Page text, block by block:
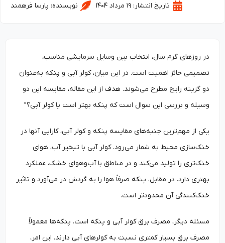
تاریخ انتشار: ۱۹ مرداد ۱۴۰۴ نویسنده:پارسا فرهمند
در روزهای گرم سال، انتخاب بین وسایل سرمایشی مناسب،
تصمیمی حائز اهمیت است. در این میان، کولر آبی و پنکه به‌عنوان
دو گزینه رایج مطرح می‌شوند. هدف از این مقاله، مقایسه این دو
وسیله و بررسی این سوال است که پنکه بهتر است یا کولر آبی؟”
یکی از مهم‌ترین جنبه‌های مقایسه پنکه و کولر آبی، کارایی آنها در
خنک‌سازی محیط به شمار می‌رود. کولر آبی با تبخیر آب، هوای
خنک‌تری را تولید می‌کند و در مناطق با آب‌وهوای خشک، عملکرد
بهتری دارد. در مقابل، پنکه صرفاً هوا را به گردش در می‌آورد و تاثیر
خنک‌کنندگی آن محدودتر است.
مسئله دیگر، مصرف برق کولر آبی و پنکه است. پنکه‌ها معمولاً
مصرف برق بسیار کمتری نسبت به کولرهای آبی دارند. این امر،